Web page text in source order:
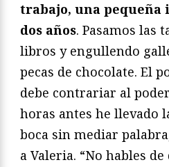
trabajo, una pequeña
dos años. Pasamos las
libros y engullendo
pecas de chocolate. El
debe contrariar al
horas antes he llevado
boca sin mediar
a Valeria. “No hables